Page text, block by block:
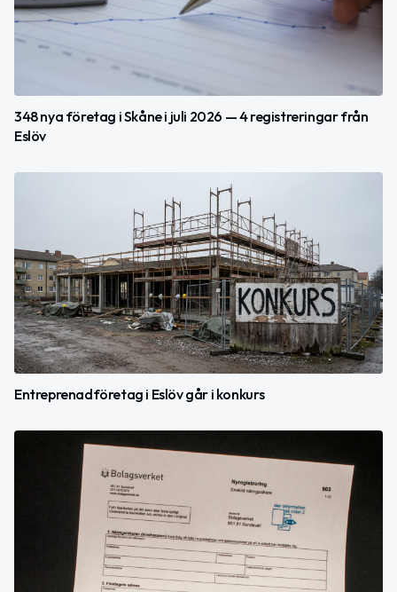
348 nya företag i Skåne i juli 2026 — 4 registreringar från
Eslöv
Entreprenadföretag i Eslöv går i konkurs